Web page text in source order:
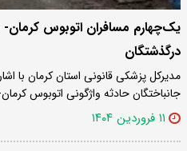
یک‌چهارم مسافران اتوبوس
درگذشتگان
جانباختگان حادثه واژگونی اتوبوس
۱۱ فروردین ۱۴۰۴